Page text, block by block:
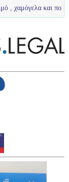
πολύ νερό τα